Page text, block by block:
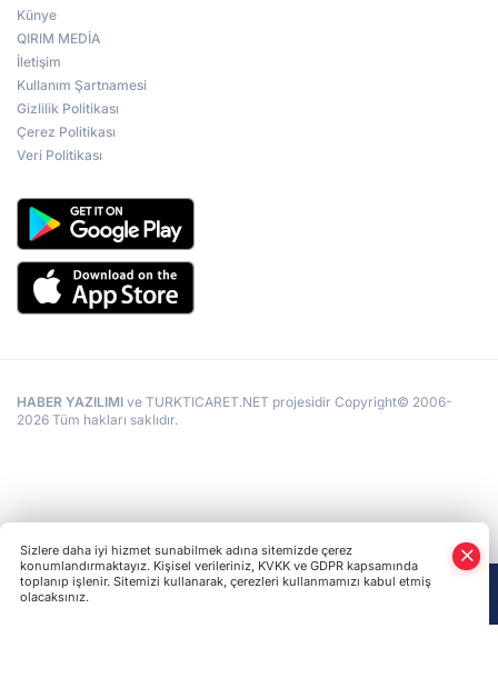
Künye
QIRIM MEDİA
İletişim
Kullanım Şartnamesi
Gizlilik Politikası
Çerez Politikası
Veri Politikası
HABER YAZILIMI ve TURKTICARET.NET projesidir Copyright© 2006-
2026 Tüm hakları saklıdır.
Sizlere daha iyi hizmet sunabilmek adına sitemizde çerez
konumlandırmaktayız. Kişisel verileriniz, KVKK ve GDPR kapsamında
toplanıp işlenir. Sitemizi kullanarak, çerezleri kullanmamızı kabul etmiş
olacaksınız.